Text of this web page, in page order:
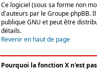
Ce logiciel (sous sa forme non
d'auteurs par leGroupe phpBB.
publique GNU et peut être
détails.
Revenir en haut de page
Pourquoi la fonction X n'est